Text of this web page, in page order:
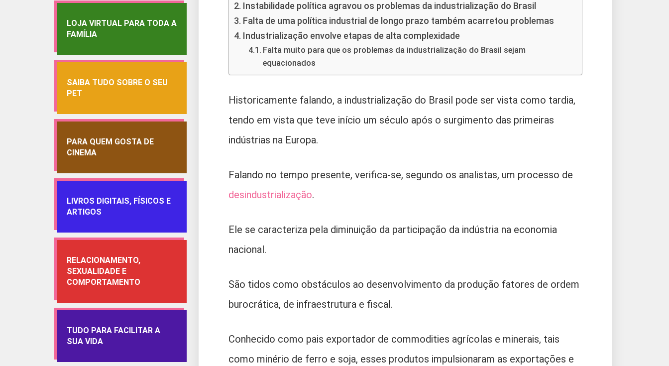
Instabilidade política agravou os problemas da industrialização do Brasil
Falta de uma política industrial de longo prazo também acarretou problemas
Industrialização envolve etapas de alta complexidade
Falta muito para que os problemas da industrialização do Brasil sejam
equacionados
Historicamente falando, a industrialização do Brasil pode ser vista como tardia,
tendo em vista que teve início um século após o surgimento das primeiras
indústrias na Europa.
Falando no tempo presente, verifica-se, segundo os analistas, um processo de
desindustrialização.
Ele se caracteriza pela diminuição da participação da indústria na economia
nacional.
São tidos como obstáculos ao desenvolvimento da produção fatores de ordem
burocrática, de infraestrutura e fiscal.
Conhecido como pais exportador de commodities agrícolas e minerais, tais
como minério de ferro e soja, esses produtos impulsionaram as exportações e
LOJA VIRTUAL PARA TODA A
FAMÍLIA
SAIBA TUDO SOBRE O SEU
PET
PARA QUEM GOSTA DE
CINEMA
LIVROS DIGITAIS, FÍSICOS E
ARTIGOS
RELACIONAMENTO,
SEXUALIDADE E
COMPORTAMENTO
TUDO PARA FACILITAR A
SUA VIDA